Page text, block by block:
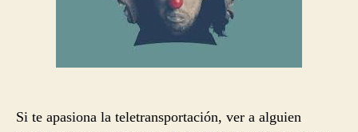
Si te apasiona la teletransportación, ver a alguien